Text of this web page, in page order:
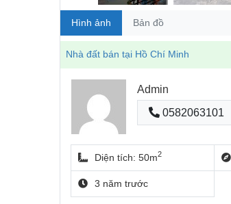
Hình ảnh Bản đồ
Nhà đất bán tại Hồ Chí Minh
Admin
0582063101
Diện tích: 50m2
3 năm trước